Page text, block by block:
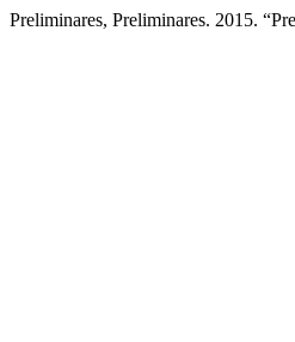
Preliminares, Preliminares. 2015.